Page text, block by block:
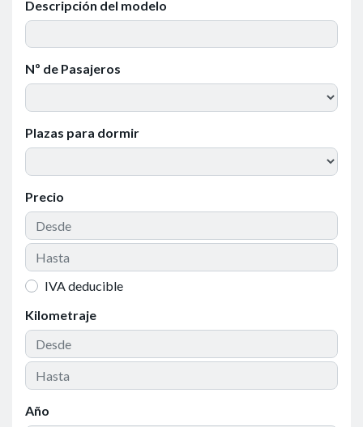
Descripción del modelo
Nº de Pasajeros
Plazas para dormir
Precio
IVA deducible
Kilometraje
Año